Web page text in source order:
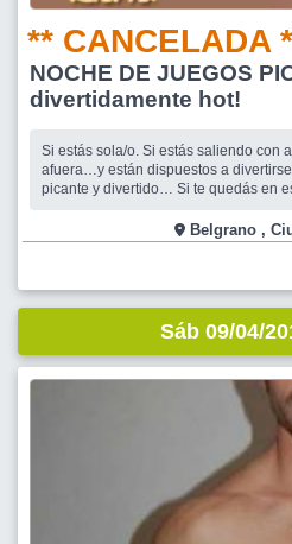
** CANCELADA
NOCHE DE JUEGOS
divertidamente hot!
Si estás sola/o. Si estás saliendo con
afuera…y están dispuestos a
picante y divertido… Si te quedás en
De 19:00 hs a 22:00 (si da, nos quedamos un ratito mas) Humor,
calidez,
Sáb 09/04/